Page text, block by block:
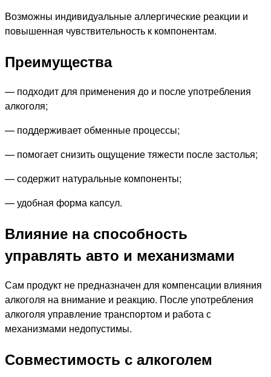
Возможны индивидуальные аллергические реакции и
повышенная чувствительность к компонентам.
Преимущества
— подходит для применения до и после употребления
алкоголя;
— поддерживает обменные процессы;
— помогает снизить ощущение тяжести после застолья;
— содержит натуральные компоненты;
— удобная форма капсул.
Влияние на способность
управлять авто и механизмами
Сам продукт не предназначен для компенсации влияния
алкоголя на внимание и реакцию. После употребления
алкоголя управление транспортом и работа с
механизмами недопустимы.
Совместимость с алкоголем